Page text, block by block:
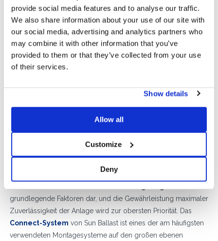
provide social media features and to analyse our traffic.
We also share information about your use of our site with
our social media, advertising and analytics partners who
may combine it with other information that you’ve
provided to them or that they’ve collected from your use
of their services.
Show details
Allow all
Customize
Deny
verzichten möchten, ist das
5° Neigung
die ideale Wahl: Durch die Kombination der
Vorteile des Connect-Systems mit denen des Segel-Systems
lässt sich mit dieser Lösung das Beste herausholen, um den
gesamten verfügbaren Raums bei gleichzeitig hoher
Widerstandsfähigkeit gegenüber allen Windbelastungen
durch die paarweise Anordnung der Module und die
GROSSE ANLAGEN, MAXIMALE ZUVERLÄSSIGKEIT: DIE
Wenn die Anlagen (und Investitionen) große Dimensionen
grundlegende Faktoren dar, und die Gewährleistung maximaler
Zuverlässigkeit der Anlage wird zur obersten Priorität. Das
Connect-System von Sun Ballast ist eines der am häufigsten
verwendeten Montagesysteme auf den großen ebenen